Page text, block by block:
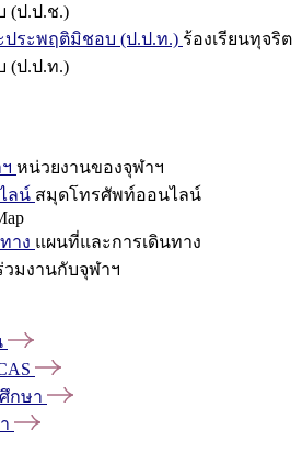
(ป.ป.ช.)
ประพฤติมิชอบ (ป.ป.ท.) ร้องเรียนทุจริต
(ป.ป.ท.)
หน่วยงานของจุฬาฯ
ลน์ สมุดโทรศัพท์ออนไลน์
าง แผนที่และการเดินทาง
วมงานกับจุฬาฯ
กษา